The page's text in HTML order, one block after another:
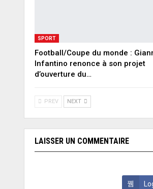
SPORT
Football/Coupe du monde :
Infantino renonce à son projet
d’ouverture du…
PREV NEXT
LAISSER UN COMMENTAIRE